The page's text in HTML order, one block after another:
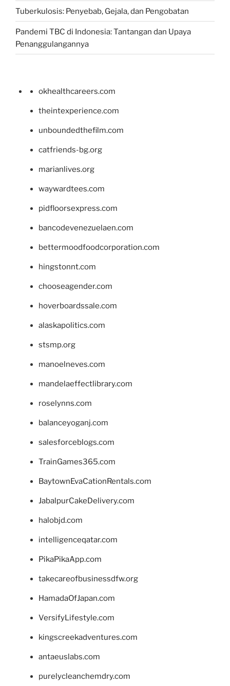
Tuberkulosis: Penyebab, Gejala, dan Pengobatan
Pandemi TBC di Indonesia: Tantangan dan Upaya
Penanggulangannya
okhealthcareers.com
theintexperience.com
unboundedthefilm.com
catfriends-bg.org
marianlives.org
waywardtees.com
pidfloorsexpress.com
bancodevenezuelaen.com
bettermoodfoodcorporation.com
hingstonnt.com
chooseagender.com
hoverboardssale.com
alaskapolitics.com
stsmp.org
manoelneves.com
mandelaeffectlibrary.com
roselynns.com
balanceyoganj.com
salesforceblogs.com
TrainGames365.com
BaytownEvaCationRentals.com
JabalpurCakeDelivery.com
halobjd.com
intelligenceqatar.com
PikaPikaApp.com
takecareofbusinessdfw.org
HamadaOfJapan.com
VersifyLifestyle.com
kingscreekadventures.com
antaeuslabs.com
purelycleanchemdry.com